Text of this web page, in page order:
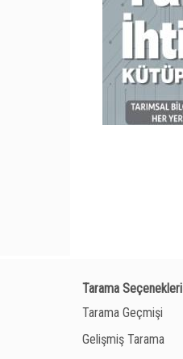
Tarama Seçenekleri
Tarama Geçmişi
Gelişmiş Tarama